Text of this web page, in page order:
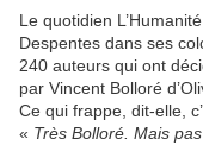
Le quotidien
Despentes dans ses
240 auteurs qui ont
par Vincent Bolloré
Ce qui frappe, dit-elle,
« Très Bolloré. Mais